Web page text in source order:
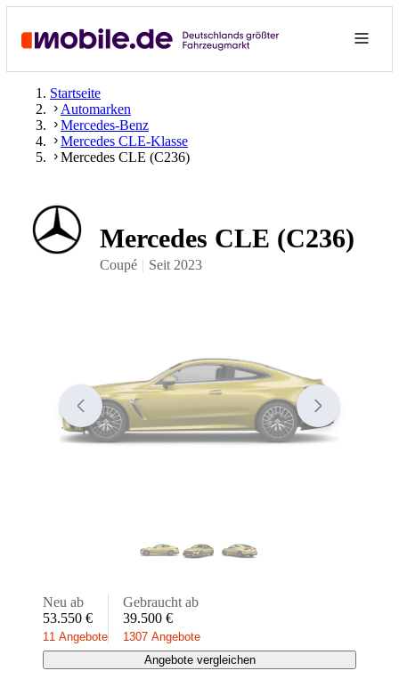
Startseite
Automarken
Mercedes-Benz
Mercedes CLE-Klasse
Mercedes CLE (C236)
Mercedes CLE (C236)
Coupé Seit 2023
Neu ab
53.550 €
11 Angebote
Gebraucht ab
39.500 €
1307 Angebote
Angebote vergleichen